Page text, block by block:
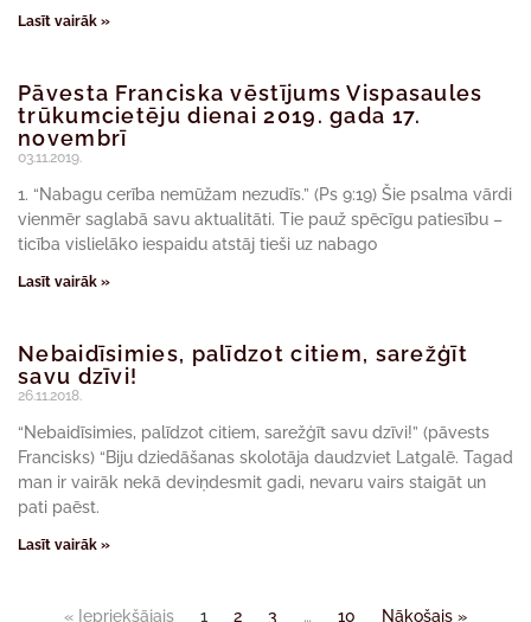
Lasīt vairāk »
Pāvesta Franciska vēstījums Vispasaules
trūkumcietēju dienai 2019. gada 17.
novembrī
03.11.2019.
1. “Nabagu cerība nemūžam nezudīs.” (Ps 9:19) Šie psalma vārdi
vienmēr saglabā savu aktualitāti. Tie pauž spēcīgu patiesību –
ticība vislielāko iespaidu atstāj tieši uz nabago
Lasīt vairāk »
Nebaidīsimies, palīdzot citiem, sarežģīt
savu dzīvi!
26.11.2018.
“Nebaidīsimies, palīdzot citiem, sarežģīt savu dzīvi!” (pāvests
Francisks) “Biju dziedāšanas skolotāja daudzviet Latgalē. Tagad
man ir vairāk nekā deviņdesmit gadi, nevaru vairs staigāt un
pati paēst.
Lasīt vairāk »
« Iepriekšājais 1 2 3 … 10 Nākošais »